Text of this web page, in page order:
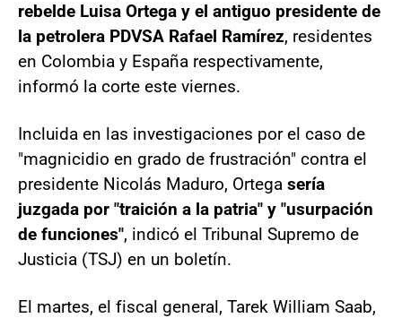
rebelde Luisa Ortega y el antiguo presidente de
la petrolera PDVSA Rafael Ramírez, residentes
en Colombia y España respectivamente,
informó la corte este viernes.
Incluida en las investigaciones por el caso de
"magnicidio en grado de frustración" contra el
presidente Nicolás Maduro, Ortega sería
juzgada por "traición a la patria" y "usurpación
de funciones", indicó el Tribunal Supremo de
Justicia (TSJ) en un boletín.
El martes, el fiscal general, Tarek William Saab,